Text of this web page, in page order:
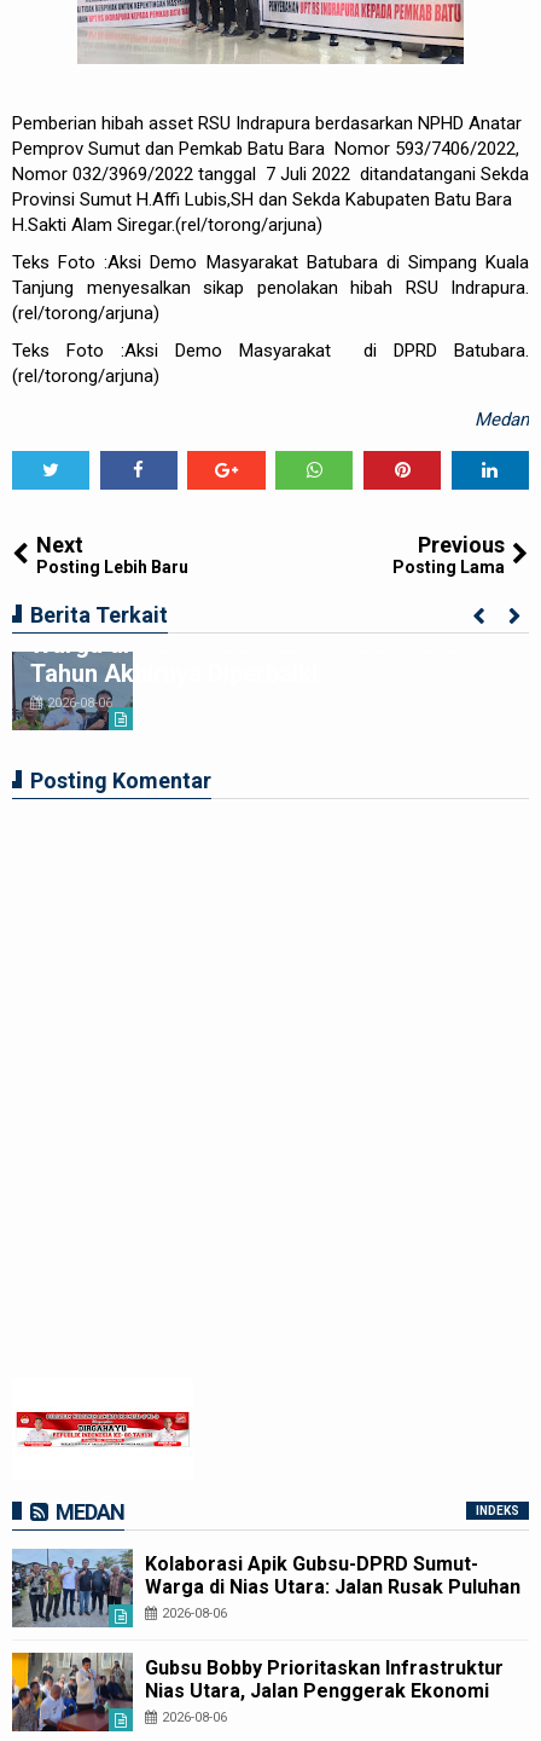
Pemberian hibah asset RSU Indrapura berdasarkan NPHD Anatar
Pemprov Sumut dan Pemkab Batu Bara Nomor 593/7406/2022,
Nomor 032/3969/2022 tanggal 7 Juli 2022 ditandatangani Sekda
Provinsi Sumut H.Affi Lubis,SH dan Sekda Kabupaten Batu Bara
H.Sakti Alam Siregar.(rel/torong/arjuna)
Teks Foto :Aksi Demo Masyarakat Batubara di Simpang Kuala
Tanjung menyesalkan sikap penolakan hibah RSU Indrapura.
(rel/torong/arjuna)
Teks Foto :Aksi Demo Masyarakat di DPRD Batubara.
(rel/torong/arjuna)
Medan
Next
Posting Lebih Baru
Previous
Posting Lama
Berita Terkait
Kolaborasi Apik Gubsu-DPRD Sumut-
Warga di Nias Utara: Jalan Rusak Puluhan
Tahun Akhirnya Diperbaiki
2026-08-06
Posting Komentar
MEDAN INDEKS
Kolaborasi Apik Gubsu-DPRD Sumut-
Warga di Nias Utara: Jalan Rusak Puluhan
Tahun Akhirnya Diperbaiki
2026-08-06
Gubsu Bobby Prioritaskan Infrastruktur
Nias Utara, Jalan Penggerak Ekonomi
Mulai Dibenahi
2026-08-06